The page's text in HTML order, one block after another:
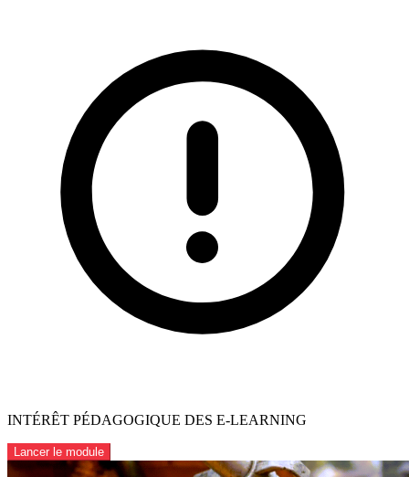
INTÉRÊT PÉDAGOGIQUE DES E-LEARNING
Lancer le module